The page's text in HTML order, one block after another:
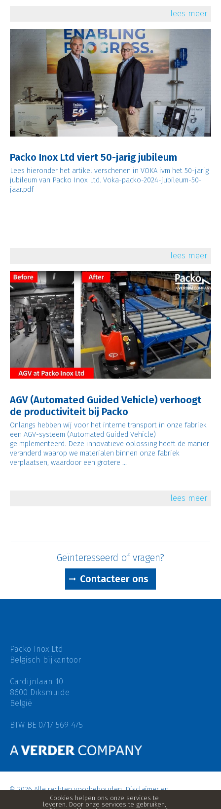
lees meer
Packo Inox Ltd viert 50-jarig jubileum
Lees hieronder het artikel verschenen in VOKA ivm het 50-jarig
jubileum van Packo Inox Ltd. Voka-packo-2024-jubileum-50-
jaar.pdf
lees meer
AGV (Automated Guided Vehicle) verhoogt
de productiviteit bij Packo
Onlangs hebben wij voor het interne transport in onze fabriek
een AGV-systeem (Automated Guided Vehicle)
geïmplementeerd. Deze innovatieve oplossing heeft de manier
veranderd waarop we materialen binnen onze fabriek
verplaatsen, waardoor een grotere ...
lees meer
Geïnteresseerd of vragen?
Contacteer ons
Packo Inox Ltd
Belgisch bijkantoor
Cardijnlaan 10
8600 Diksmuide
België
BTW BE 0717 569 475
© 2026 Alle rechten voorbehouden.Disclaimer en
Privacybeleid–Aankoopvoorwaarden Packo Inox
Verkoopsvoorwaarden Packo Inox